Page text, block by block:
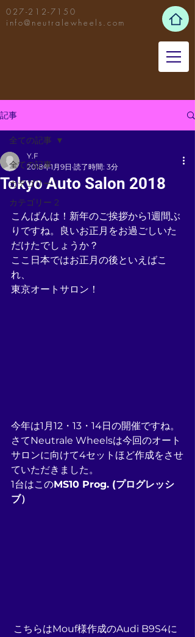
027-212-7150
info@neutralewheels.com
記事
全ての記事
カテゴリー 1
カテゴリー 2
全ての記事
Tokyo Auto Salon 2018
Y.F
2018年1月9日 読了時間: 3分
こんばんは！新年のご挨拶から1週間ぶ
りですね。良いお正月をお過ごしいた
だけたでしょうか？
ここ日本ではお正月の後といえばこ
れ、
東京オートサロン！
今年は1月12・13・14日の開催ですね。
さてNeutrale Wheelsは今回のオート
サロンに向けて4セットほど作成をさせ
ていただきました。
1台はこのMS10 Prog. (プログレッシ
ブ）